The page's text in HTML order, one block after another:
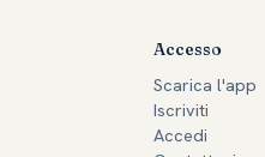
Accesso
Scarica l'app
Iscriviti
Accedi